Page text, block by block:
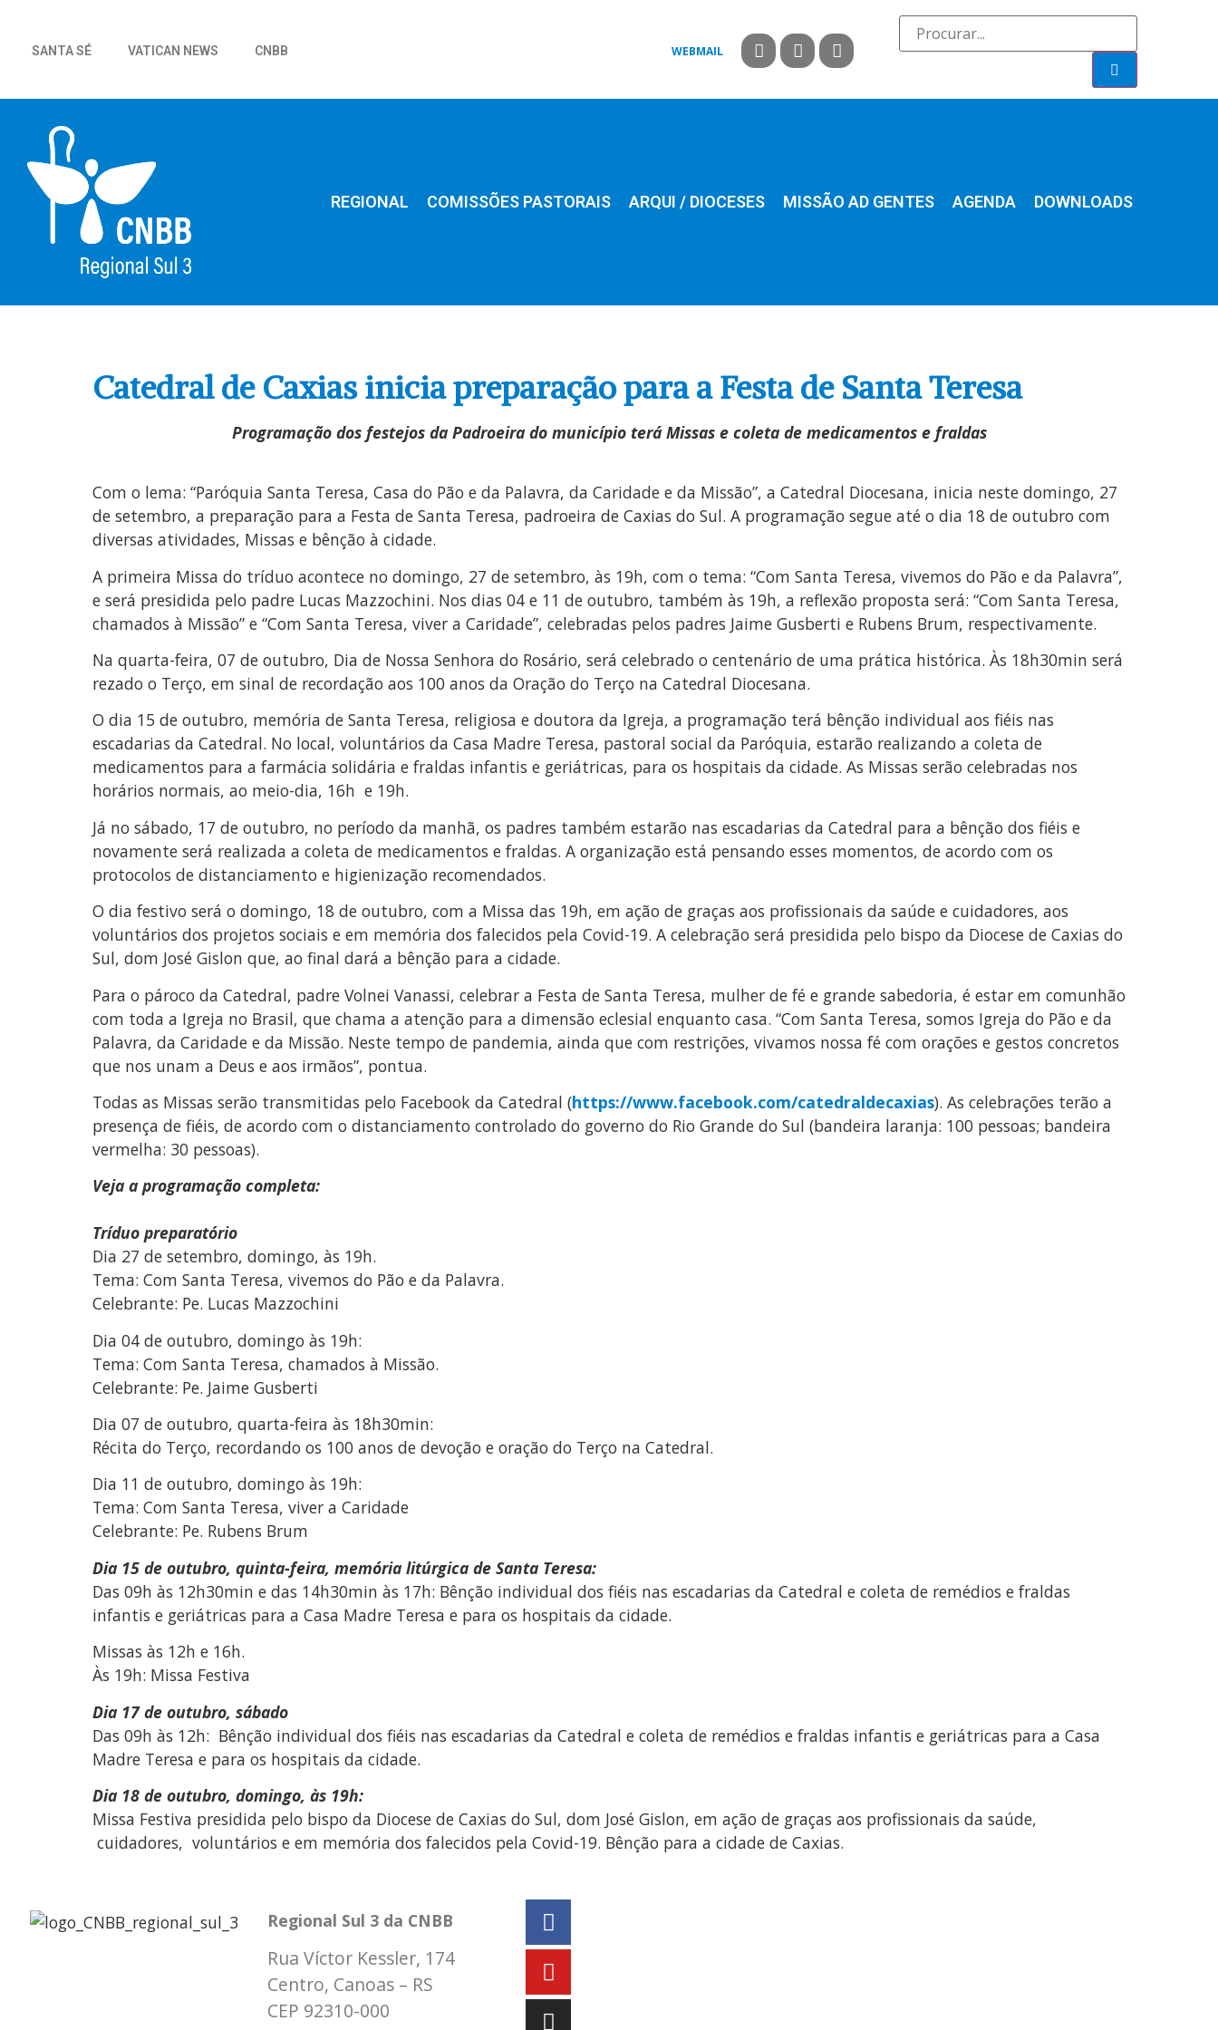
SANTA SÉ VATICAN NEWS CNBB WEBMAIL
REGIONAL COMISSÕES PASTORAIS ARQUI / DIOCESES MISSÃO AD GENTES AGENDA DOWNLOADS
Catedral de Caxias inicia preparação para a Festa de Santa Teresa
Programação dos festejos da Padroeira do município terá Missas e coleta de medicamentos e fraldas
Com o lema: “Paróquia Santa Teresa, Casa do Pão e da Palavra, da Caridade e da Missão”, a Catedral Diocesana, inicia neste domingo, 27
de setembro, a preparação para a Festa de Santa Teresa, padroeira de Caxias do Sul. A programação segue até o dia 18 de outubro com
diversas atividades, Missas e bênção à cidade.
A primeira Missa do tríduo acontece no domingo, 27 de setembro, às 19h, com o tema: “Com Santa Teresa, vivemos do Pão e da Palavra”,
e será presidida pelo padre Lucas Mazzochini. Nos dias 04 e 11 de outubro, também às 19h, a reflexão proposta será: “Com Santa Teresa,
chamados à Missão” e “Com Santa Teresa, viver a Caridade”, celebradas pelos padres Jaime Gusberti e Rubens Brum, respectivamente.
Na quarta-feira, 07 de outubro, Dia de Nossa Senhora do Rosário, será celebrado o centenário de uma prática histórica. Às 18h30min será
rezado o Terço, em sinal de recordação aos 100 anos da Oração do Terço na Catedral Diocesana.
O dia 15 de outubro, memória de Santa Teresa, religiosa e doutora da Igreja, a programação terá bênção individual aos fiéis nas
escadarias da Catedral. No local, voluntários da Casa Madre Teresa, pastoral social da Paróquia, estarão realizando a coleta de
medicamentos para a farmácia solidária e fraldas infantis e geriátricas, para os hospitais da cidade. As Missas serão celebradas nos
horários normais, ao meio-dia, 16h e 19h.
Já no sábado, 17 de outubro, no período da manhã, os padres também estarão nas escadarias da Catedral para a bênção dos fiéis e
novamente será realizada a coleta de medicamentos e fraldas. A organização está pensando esses momentos, de acordo com os
protocolos de distanciamento e higienização recomendados.
O dia festivo será o domingo, 18 de outubro, com a Missa das 19h, em ação de graças aos profissionais da saúde e cuidadores, aos
voluntários dos projetos sociais e em memória dos falecidos pela Covid-19. A celebração será presidida pelo bispo da Diocese de Caxias do
Sul, dom José Gislon que, ao final dará a bênção para a cidade.
Para o pároco da Catedral, padre Volnei Vanassi, celebrar a Festa de Santa Teresa, mulher de fé e grande sabedoria, é estar em comunhão
com toda a Igreja no Brasil, que chama a atenção para a dimensão eclesial enquanto casa. “Com Santa Teresa, somos Igreja do Pão e da
Palavra, da Caridade e da Missão. Neste tempo de pandemia, ainda que com restrições, vivamos nossa fé com orações e gestos concretos
que nos unam a Deus e aos irmãos”, pontua.
Todas as Missas serão transmitidas pelo Facebook da Catedral (https://www.facebook.com/catedraldecaxias). As celebrações terão a
presença de fiéis, de acordo com o distanciamento controlado do governo do Rio Grande do Sul (bandeira laranja: 100 pessoas; bandeira
vermelha: 30 pessoas).
Veja a programação completa:
Tríduo preparatório
Dia 27 de setembro, domingo, às 19h.
Tema: Com Santa Teresa, vivemos do Pão e da Palavra.
Celebrante: Pe. Lucas Mazzochini
Dia 04 de outubro, domingo às 19h:
Tema: Com Santa Teresa, chamados à Missão.
Celebrante: Pe. Jaime Gusberti
Dia 07 de outubro, quarta-feira às 18h30min:
Récita do Terço, recordando os 100 anos de devoção e oração do Terço na Catedral.
Dia 11 de outubro, domingo às 19h:
Tema: Com Santa Teresa, viver a Caridade
Celebrante: Pe. Rubens Brum
Dia 15 de outubro, quinta-feira, memória litúrgica de Santa Teresa:
Das 09h às 12h30min e das 14h30min às 17h: Bênção individual dos fiéis nas escadarias da Catedral e coleta de remédios e fraldas
infantis e geriátricas para a Casa Madre Teresa e para os hospitais da cidade.
Missas às 12h e 16h.
Às 19h: Missa Festiva
Dia 17 de outubro, sábado
Das 09h às 12h: Bênção individual dos fiéis nas escadarias da Catedral e coleta de remédios e fraldas infantis e geriátricas para a Casa
Madre Teresa e para os hospitais da cidade.
Dia 18 de outubro, domingo, às 19h:
Missa Festiva presidida pelo bispo da Diocese de Caxias do Sul, dom José Gislon, em ação de graças aos profissionais da saúde,
cuidadores, voluntários e em memória dos falecidos pela Covid-19. Bênção para a cidade de Caxias.
Regional Sul 3 da CNBB
Rua Víctor Kessler, 174
Centro, Canoas – RS
CEP 92310-000